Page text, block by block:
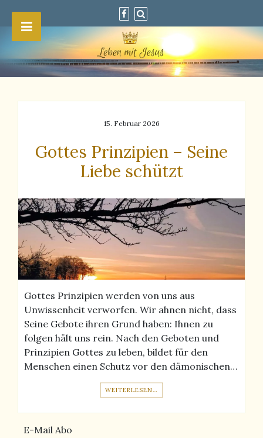
15. Februar 2026
Gottes Prinzipien – Seine
Liebe schützt
Gottes Prinzipien werden von uns aus
Unwissenheit verworfen. Wir ahnen nicht, dass
Seine Gebote ihren Grund haben: Ihnen zu
folgen hält uns rein. Nach den Geboten und
Prinzipien Gottes zu leben, bildet für den
Menschen einen Schutz vor den dämonischen…
WEITERLESEN…
E-Mail Abo